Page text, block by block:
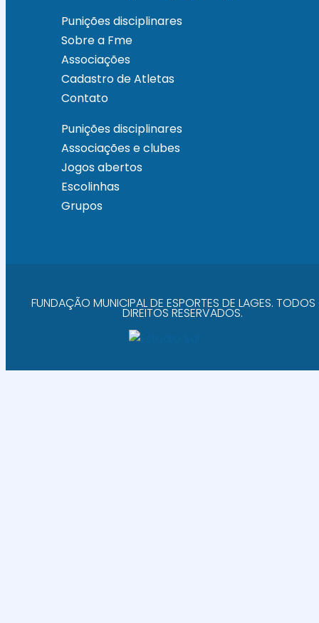
Punições disciplinares
Sobre a Fme
Associações
Cadastro de Atletas
Contato
Punições disciplinares
Associações e clubes
Jogos abertos
Escolinhas
Grupos
FUNDAÇÃO MUNICIPAL DE ESPORTES DE LAGES.
DIREITOS RESERVADOS.